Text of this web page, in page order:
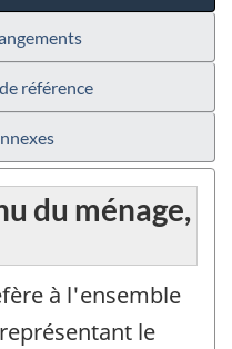
référence
du ménage,
à l'ensemble
le